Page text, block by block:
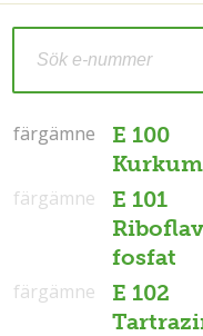
E 100
färgämne
färgämne
E 101
fosfat
färgämne
E 102
färgämne